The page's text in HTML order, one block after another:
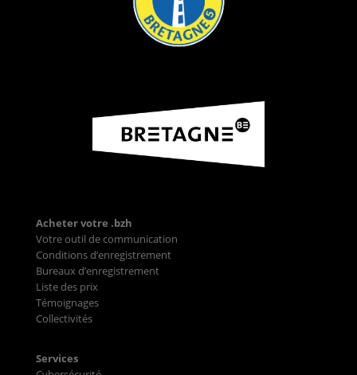
Acheter votre .bzh
Votre outil de communication
Conditions d’enregistrement
Bureaux d’enregistrement
Liste des prix
Témoignages
Collectivités
Services